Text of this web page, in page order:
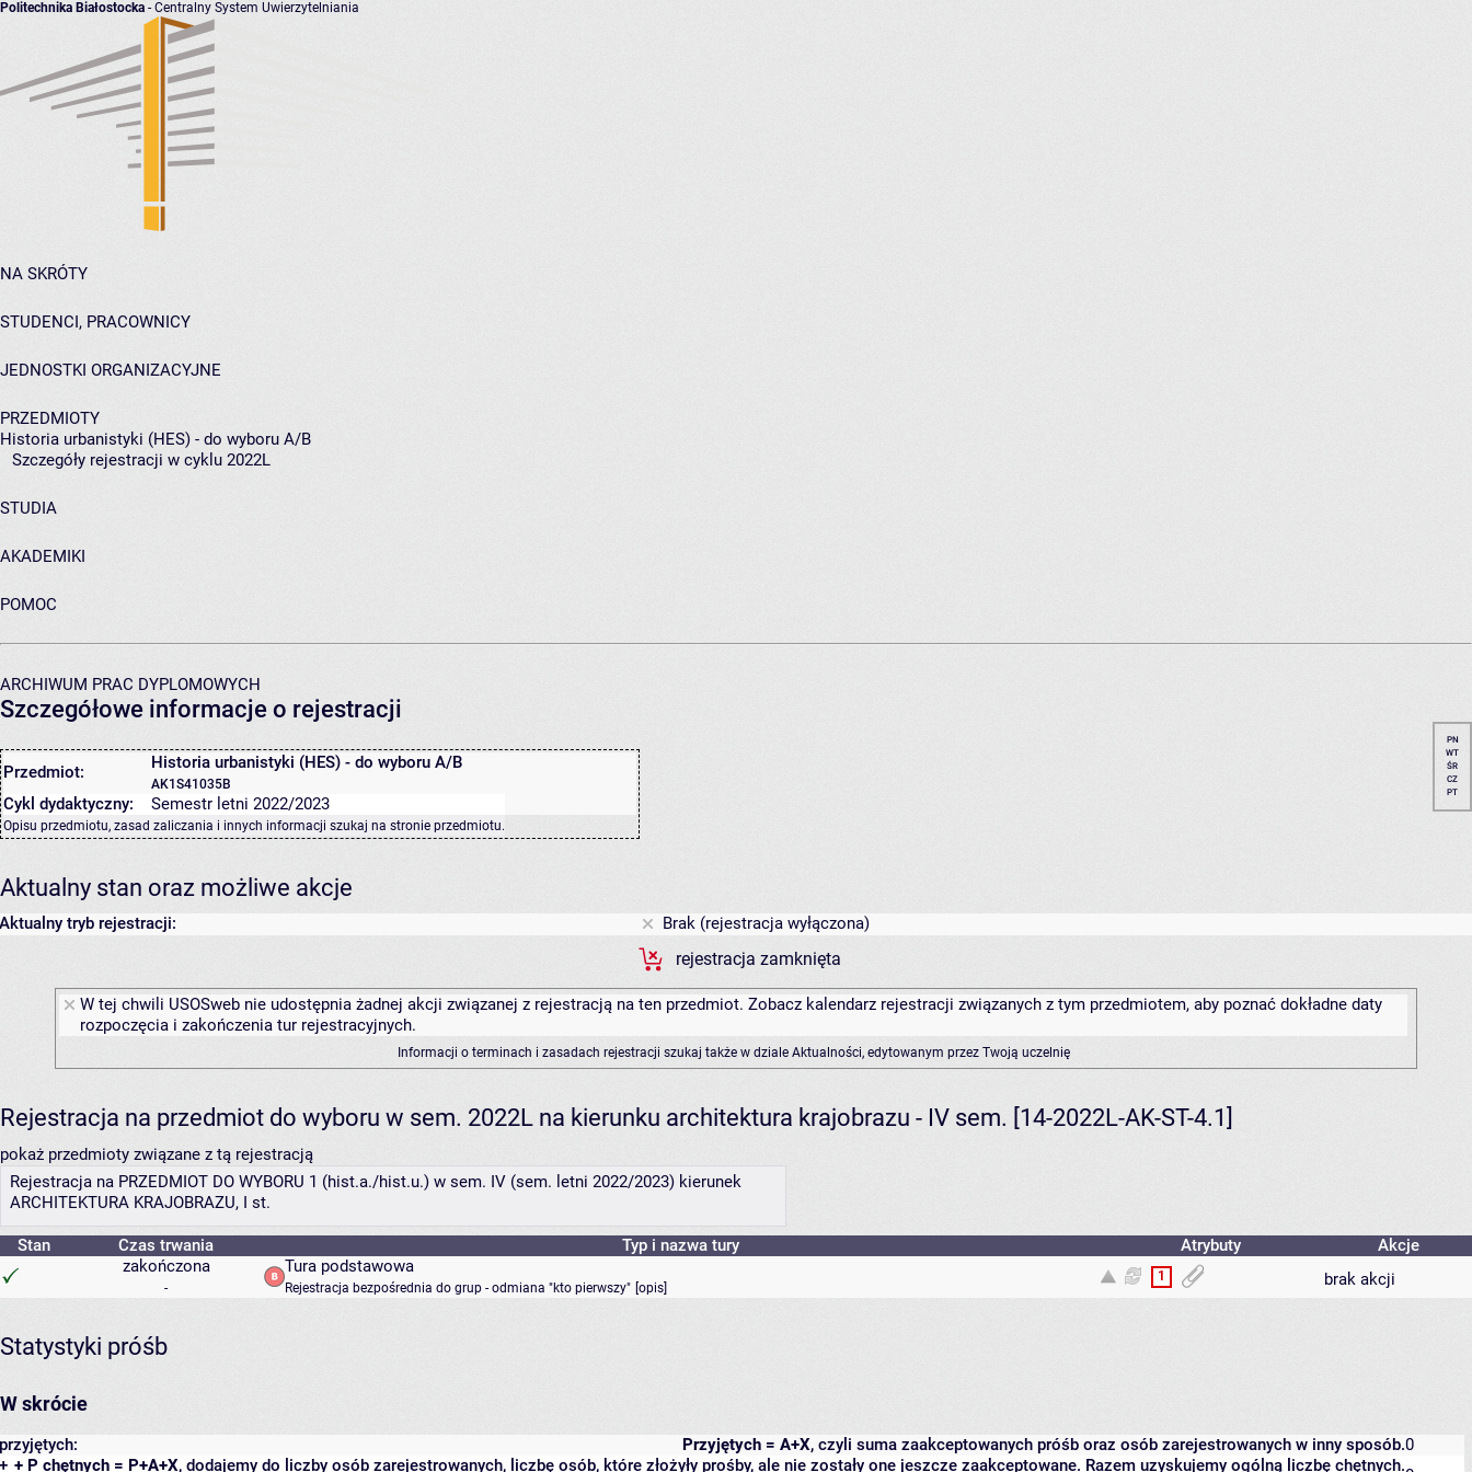
Politechnika Białostocka - Centralny System Uwierzytelniania
NA SKRÓTY
STUDENCI, PRACOWNICY
JEDNOSTKI ORGANIZACYJNE
PRZEDMIOTY
Historia urbanistyki (HES) - do wyboru A/B
Szczegóły rejestracji w cyklu 2022L
STUDIA
AKADEMIKI
POMOC
ARCHIWUM PRAC DYPLOMOWYCH
Szczegółowe informacje o rejestracji
Przedmiot: Historia urbanistyki (HES) - do wyboru A/B
AK1S41035B
Cykl dydaktyczny: Semestr letni 2022/2023
Opisu przedmiotu, zasad zaliczania i innych informacji szukaj na stronie przedmiotu.
PN
WT
ŚR
CZ
PT
Aktualny stan oraz możliwe akcje
Aktualny tryb rejestracji:
Brak (rejestracja wyłączona)
rejestracja zamknięta
W tej chwili USOSweb nie udostępnia żadnej akcji związanej z rejestracją na ten przedmiot. Zobacz kalendarz rejestracji związanych z tym przedmiotem, aby poznać dokładne daty
rozpoczęcia i zakończenia tur rejestracyjnych.
Informacji o terminach i zasadach rejestracji szukaj także w dziale Aktualności, edytowanym przez Twoją uczelnię
Rejestracja na przedmiot do wyboru w sem. 2022L na kierunku architektura krajobrazu - IV sem. [14-2022L-AK-ST-4.1]
pokaż przedmioty związane z tą rejestracją
Rejestracja na PRZEDMIOT DO WYBORU 1 (hist.a./hist.u.) w sem. IV (sem. letni 2022/2023) kierunek
ARCHITEKTURA KRAJOBRAZU, I st.
Stan Czas trwania Typ i nazwa tury Atrybuty
Akcje
zakończona
-
Tura podstawowa
Rejestracja bezpośrednia do grup - odmiana "kto pierwszy" [opis]
1 brak akcji
Statystyki próśb
W skrócie
Przyjętych = A+X, czyli suma zaakceptowanych próśb oraz osób zarejestrowanych w inny sposób.
przyjętych:
0
+ P chętnych = P+A+X, dodajemy do liczby osób zarejestrowanych, liczbę osób, które złożyły prośby, ale nie zostały one jeszcze zaakceptowane. Razem uzyskujemy ogólną liczbę chętnych.
+